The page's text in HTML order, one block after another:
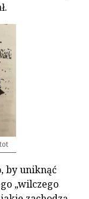
by uniknąć
„wilczego